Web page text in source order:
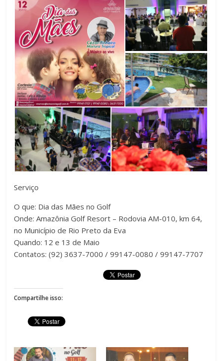
Serviço
O que: Dia das Mães no Golf
Onde: Amazônia Golf Resort – Rodovia AM-010, km 64,
no Município de Rio Preto da Eva
Quando: 12 e 13 de Maio
Contatos: (92) 3637-7000 / 99147-0080 / 99147-7707
Compartilhe isso: